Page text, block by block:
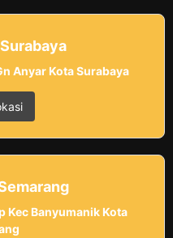
Anyar Kota Surabaya
Kec Banyumanik Kota